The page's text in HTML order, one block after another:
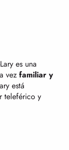
es una
vez familiar y
está
teleférico y